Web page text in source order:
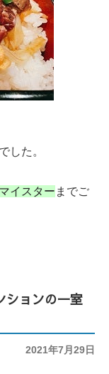
した。
イスター までご
投
2021年7月29日
ションの一室